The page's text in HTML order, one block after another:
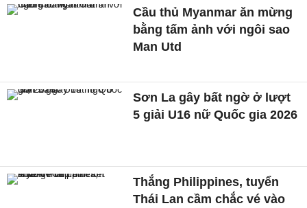
Cầu thủ Myanmar ăn mừng
bằng tấm ảnh với ngôi sao
Man Utd
Sơn La gây bất ngờ ở lượt
5 giải U16 nữ Quốc gia 2026
Thắng Philippines, tuyển
Thái Lan cầm chắc vé vào